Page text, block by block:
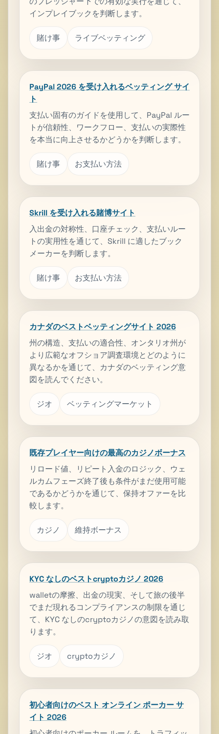
インプレイブックを判断します。
賭け事 ライブベッティング
PayPal 2026 を受け入れるベッティング サイ
ト
支払い固有のガイドを使用して、PayPal ルー
トが信頼性、ワークフロー、支払いの実際性
を本当に向上させるかどうかを判断します。
賭け事 お支払い方法
Skrill を受け入れる賭博サイト
入出金の対称性、口座チェック、支払いルー
トの実用性を通じて、Skrill に適したブック
メーカーを判断します。
賭け事 お支払い方法
カナダのベストベッティングサイト 2026
州の構造、支払いの適合性、オンタリオ州が
より広範なオフショア調査環境とどのように
異なるかを通じて、カナダのベッティング意
図を読んでください。
ジオ ベッティングマーケット
既存プレイヤー向けの最高のカジノボーナス
リロード値、リピート入金のロジック、ウェ
ルカムフェーズ終了後も条件がまだ使用可能
であるかどうかを通じて、保持オファーを比
較します。
カジノ 維持ボーナス
KYC なしのベストcryptoカジノ 2026
walletの摩擦、出金の現実、そして旅の後半
でまだ現れるコンプライアンスの制限を通じ
て、KYC なしのcryptoカジノの意図を読み取
ります。
ジオ cryptoカジノ
初心者向けのベスト オンライン ポーカー サ
イト 2026